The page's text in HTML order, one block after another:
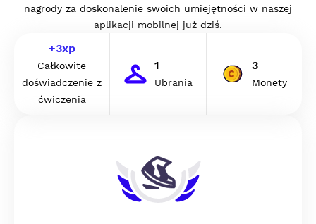
nagrody za doskonalenie swoich umiejętności w naszej
aplikacji mobilnej już dziś.
+3xp
Całkowite
doświadczenie z
ćwiczenia
1
Ubrania
3
Monety